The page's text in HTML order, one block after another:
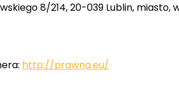
8/214, 20-039 Lublin, miasto,
http://prawna.eu/